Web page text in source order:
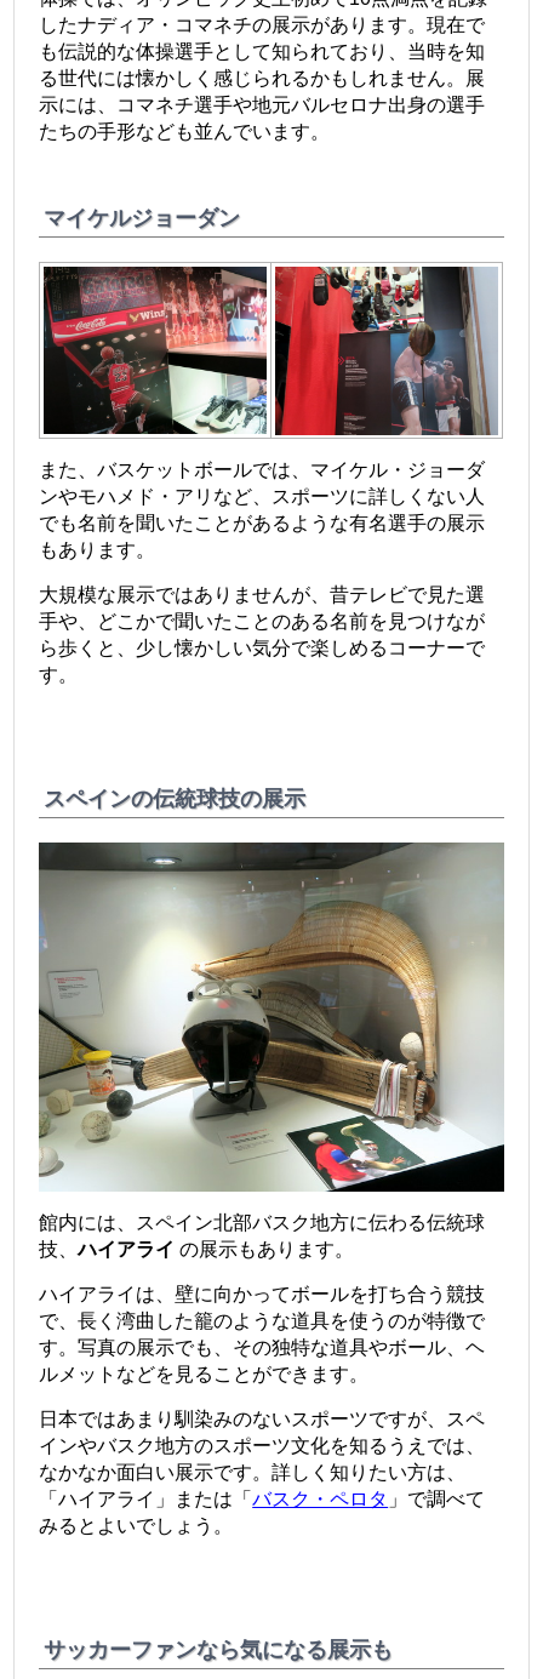
したナディア・コマネチの展示があります。現在で
も伝説的な体操選手として知られており、当時を知
る世代には懐かしく感じられるかもしれません。展
示には、コマネチ選手や地元バルセロナ出身の選手
たちの手形なども並んでいます。
マイケルジョーダン
また、バスケットボールでは、マイケル・ジョーダ
ンやモハメド・アリなど、スポーツに詳しくない人
でも名前を聞いたことがあるような有名選手の展示
もあります。
大規模な展示ではありませんが、昔テレビで見た選
手や、どこかで聞いたことのある名前を見つけなが
ら歩くと、少し懐かしい気分で楽しめるコーナーで
す。
スペインの伝統球技の展示
館内には、スペイン北部バスク地方に伝わる伝統球
技、ハイアライ の展示もあります。
ハイアライは、壁に向かってボールを打ち合う競技
で、長く湾曲した籠のような道具を使うのが特徴で
す。写真の展示でも、その独特な道具やボール、ヘ
ルメットなどを見ることができます。
日本ではあまり馴染みのないスポーツですが、スペ
インやバスク地方のスポーツ文化を知るうえでは、
なかなか面白い展示です。詳しく知りたい方は、
「ハイアライ」または「バスク・ペロタ 」で調べて
みるとよいでしょう。
サッカーファンなら気になる展示も